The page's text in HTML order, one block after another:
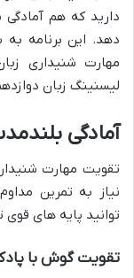
دارید که هم
دهد. این برنامه
مهارت شنیداری
لیسنینگ زبان
آمادگی
تقویت مهارت
نیاز به تمرین
توانید پایه های قوی
تقویت گوش با